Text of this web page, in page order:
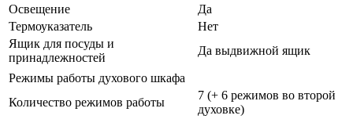
Освещение
Да
Термоуказатель
Нет
Ящик для посуды и
принадлежностей
Да выдвижной ящик
Режимы работы духового шкафа
Количество режимов работы
7 (+ 6 режимов во второй
духовке)